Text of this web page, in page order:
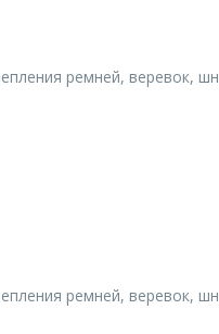
ремней, веревок,
ремней, веревок,